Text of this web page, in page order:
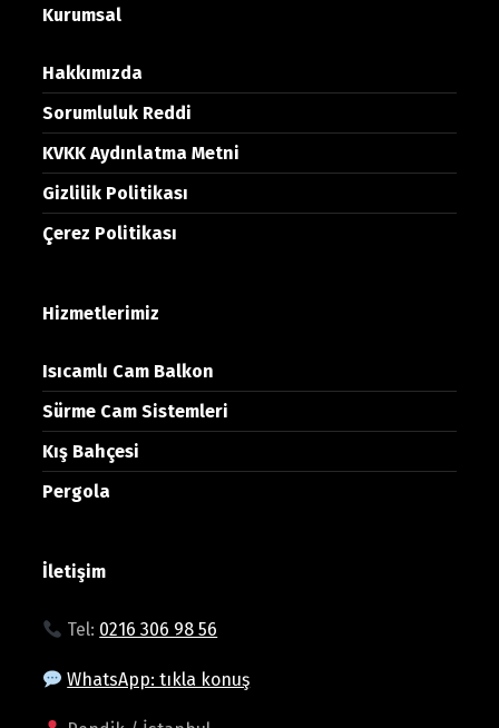
Kurumsal
Hakkımızda
Sorumluluk Reddi
KVKK Aydınlatma Metni
Gizlilik Politikası
Çerez Politikası
Hizmetlerimiz
Isıcamlı Cam Balkon
Sürme Cam Sistemleri
Kış Bahçesi
Pergola
İletişim
Tel: 0216 306 98 56
WhatsApp: tıkla konuş